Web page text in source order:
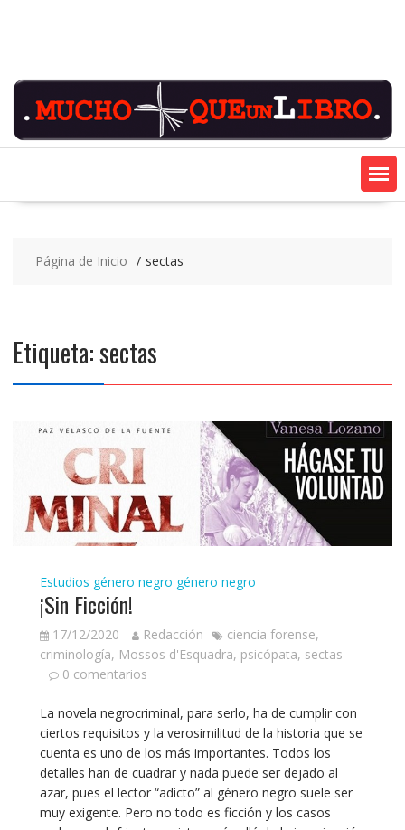
Página de Inicio sectas
Etiqueta:sectas
Estudios género negro género negro
¡Sin Ficción!
17/12/2020 Redacción ciencia forense,
criminología, Mossos d'Esquadra, psicópata, sectas
0 comentarios
La novela negrocriminal, para serlo, ha de cumplir con
ciertos requisitos y la verosimilitud de la historia que se
cuenta es uno de los más importantes. Todos los
detalles han de cuadrar y nada puede ser dejado al
azar, pues el lector “adicto” al género negro suele ser
muy exigente. Pero no todo es ficción y los casos